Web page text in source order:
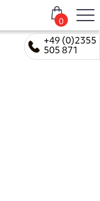
+49 (0)2355
505 871
0